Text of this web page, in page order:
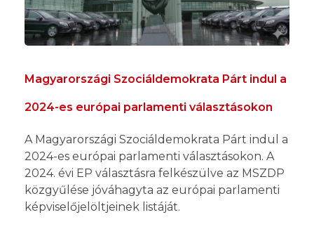
Magyarországi Szociáldemokrata Párt indul a
2024-es európai parlamenti választásokon
A Magyarországi Szociáldemokrata Párt indul a
2024-es európai parlamenti választásokon. A
2024. évi EP választásra felkészülve az MSZDP
közgyűlése jóváhagyta az európai parlamenti
képviselőjelöltjeinek listáját.